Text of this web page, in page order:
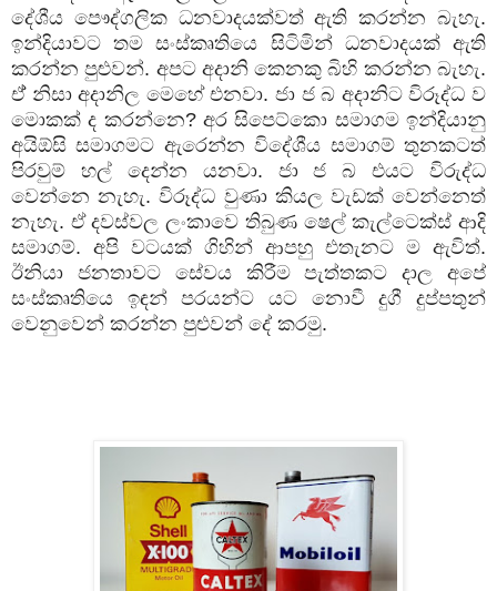
දේශීය පෞද්ගලික ධනවාදයක්වත් ඇති කරන්න බැහැ.
ඉන්දියාවට තම සංස්කෘතියෙ සිටිමින් ධනවාදයක් ඇති
කරන්න පුළුවන්. අපට අදානි කෙනකු බිහි කරන්න බැහැ.
ඒ් නිසා අදානිල මෙහේ එනවා.ජා ජ බ අදානිට විරූද්ධ ව
මොකක් ද කරන්නෙ?අර සිපෙට්කො සමාගම ඉන්දියානු
අයිඕසි සමාගමට ඇරෙන්න විදේශීය සමාගම් තුනකටත්
පිරවුම්
හල් දෙන්න යනවා. ජා ජ බ එයට
විරුද්ධ
වෙන්නෙ නැහැ.විරූද්ධ වුණා කියල වැඩක් වෙන්නෙත්
නැහැ. ඒ දවස්වල ලංකාවෙ තිබුණ ෂෙල් කැල්ටෙක්ස් ආදි
සමාගම්. අපි වටයක් ගිහින් ආපහු එතැනට ම ඇවිත්.
ඊනියා
ජනතාවට සේවය කිරීම පැත්තකට දාල
අපේ
සංස්කෘතියෙ
ඉඳන් පරයන්ට යට නොවී දුගී
දුප්පතුන්
වෙනුවෙන් කරන්න පුළුවන් දේ කරමු.